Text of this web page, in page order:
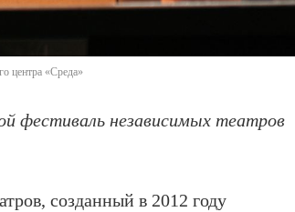
центра «Среда»
фестиваль независимых театров
созданный в 2012 году